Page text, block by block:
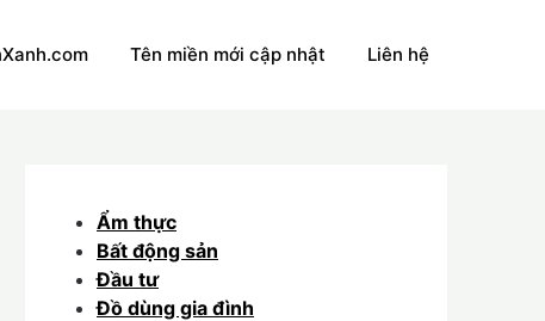
Tên miền mới cập nhật Liên hệ
Ẩm thực
Bất động sản
Đầu tư
Đồ dùng gia đình